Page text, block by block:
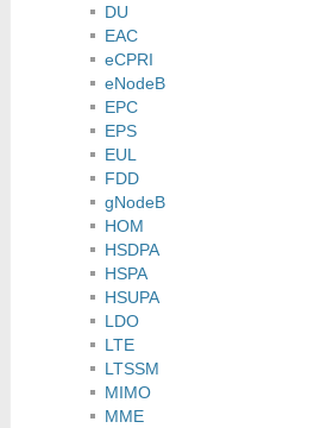
DU
EAC
eCPRI
eNodeB
EPC
EPS
EUL
FDD
gNodeB
HOM
HSDPA
HSPA
HSUPA
LDO
LTE
LTSSM
MIMO
MME